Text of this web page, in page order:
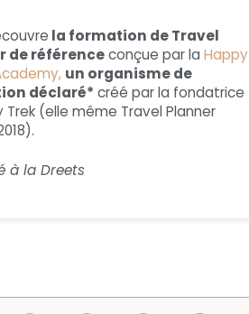
la formation de Travel
de référenceconçue par la Happy
un organisme de
déclaré* créé par la fondatrice
Trek (elle même Travel Planner
à la Dreets